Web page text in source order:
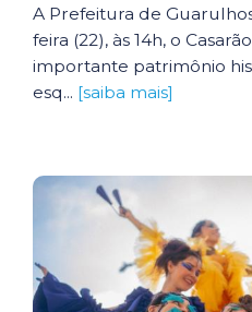
A Prefeitura de
feira (22), às 14h, o
importante patrimônio
esq... [saiba mais]